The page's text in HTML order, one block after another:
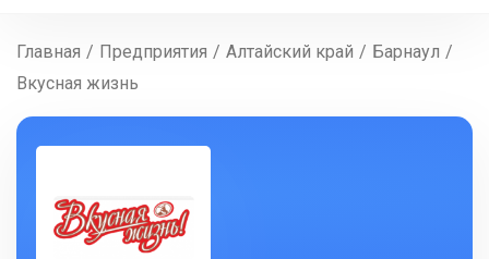
Главная / Предприятия / Алтайский край / Барнаул /
Вкусная жизнь